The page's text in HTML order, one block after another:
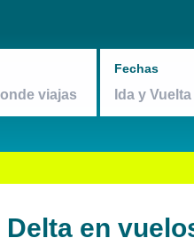
Fechas
en